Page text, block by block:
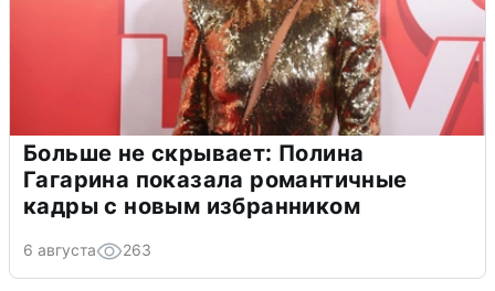
Больше не скрывает: Полина
Гагарина показала романтичные
кадры с новым избранником
6 августа 263